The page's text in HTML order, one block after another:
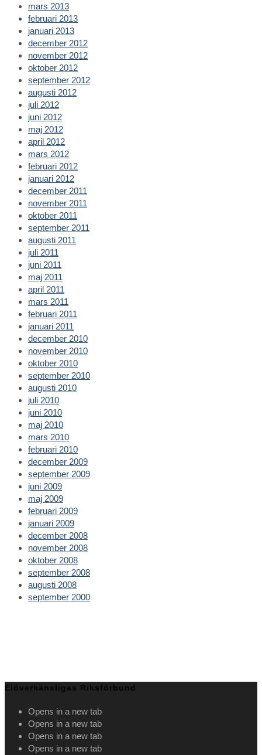
mars 2013
februari 2013
januari 2013
december 2012
november 2012
oktober 2012
september 2012
augusti 2012
juli 2012
juni 2012
maj 2012
april 2012
mars 2012
februari 2012
januari 2012
december 2011
november 2011
oktober 2011
september 2011
augusti 2011
juli 2011
juni 2011
maj 2011
april 2011
mars 2011
februari 2011
januari 2011
december 2010
november 2010
oktober 2010
september 2010
augusti 2010
juli 2010
juni 2010
maj 2010
mars 2010
februari 2010
december 2009
september 2009
juni 2009
maj 2009
februari 2009
januari 2009
december 2008
november 2008
oktober 2008
september 2008
augusti 2008
september 2000
Elöverkänsligas Riksförbund
Opens in a new tab
Opens in a new tab
Opens in a new tab
Opens in a new tab